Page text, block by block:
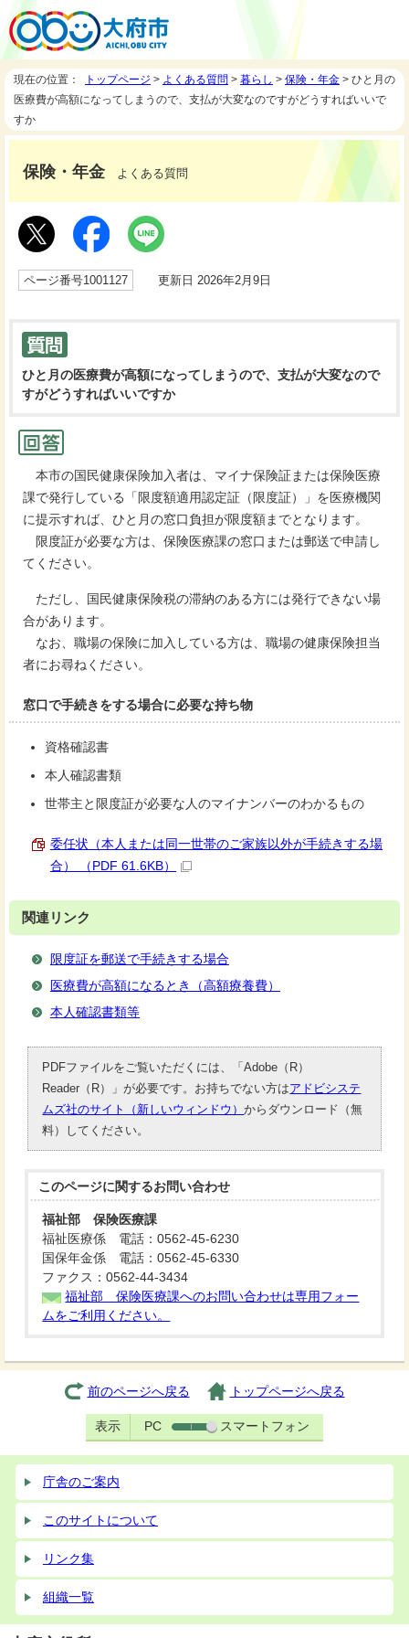
現在の位置： トップページ > よくある質問 > 暮らし > 保険・年金 > ひと月の
医療費が高額になってしまうので、支払が大変なのですがどうすればいいで
すか
保険・年金 よくある質問
ページ番号1001127 更新日 2026年2月9日
ひと月の医療費が高額になってしまうので、支払が大変なので
すがどうすればいいですか
本市の国民健康保険加入者は、マイナ保険証または保険医療
課で発行している「限度額適用認定証（限度証）」を医療機関
に提示すれば、ひと月の窓口負担が限度額までとなります。
限度証が必要な方は、保険医療課の窓口または郵送で申請し
てください。
ただし、国民健康保険税の滞納のある方には発行できない場
合があります。
なお、職場の保険に加入している方は、職場の健康保険担当
者にお尋ねください。
窓口で手続きをする場合に必要な持ち物
資格確認書
本人確認書類
世帯主と限度証が必要な人のマイナンバーのわかるもの
委任状（本人または同一世帯のご家族以外が手続きする場
合） （PDF 61.6KB）
関連リンク
限度証を郵送で手続きする場合
医療費が高額になるとき（高額療養費）
本人確認書類等
PDFファイルをご覧いただくには、「Adobe（R）
Reader（R）」が必要です。お持ちでない方はアドビシステ
ムズ社のサイト（新しいウィンドウ）からダウンロード（無
料）してください。
このページに関するお問い合わせ
福祉部 保険医療課
福祉医療係 電話：0562-45-6230
国保年金係 電話：0562-45-6330
ファクス：0562-44-3434
福祉部 保険医療課へのお問い合わせは専用フォー
ムをご利用ください。
前のページへ戻る トップページへ戻る
表示 PC スマートフォン
庁舎のご案内
このサイトについて
リンク集
組織一覧